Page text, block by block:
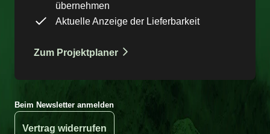
übernehmen
Aktuelle Anzeige der Lieferbarkeit
Zum Projektplaner
Beim Newsletter anmelden
Vertrag widerrufen